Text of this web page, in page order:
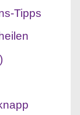
Tipps